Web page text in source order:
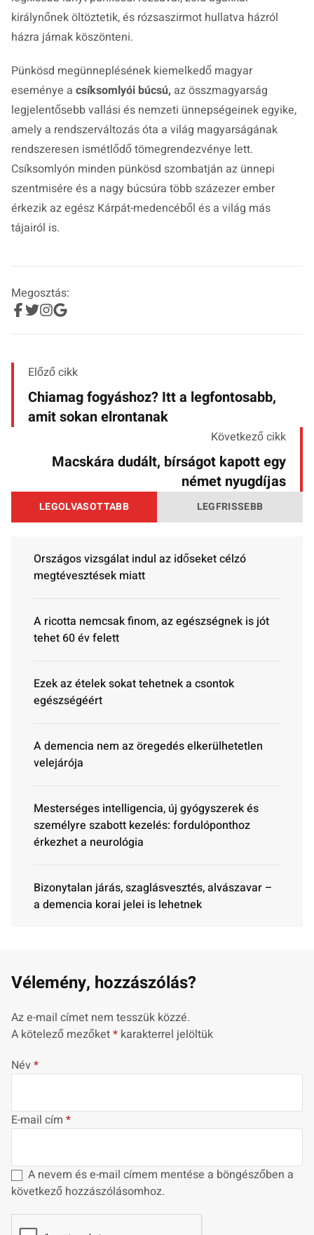
királynőnek öltöztetik, és rózsaszirmot hullatva házról
házra járnak köszönteni.
Pünkösd megünneplésének kiemelkedő magyar
eseménye a csíksomlyói búcsú, az összmagyarság
legjelentősebb vallási és nemzeti ünnepségeinek egyike,
amely a rendszerváltozás óta a világ magyarságának
rendszeresen ismétlődő tömegrendezvénye lett.
Csíksomlyón minden pünkösd szombatján az ünnepi
szentmisére és a nagy búcsúra több százezer ember
érkezik az egész Kárpát-medencéből és a világ más
tájairól is.
Megosztás:
Előző cikk
Chiamag fogyáshoz? Itt a legfontosabb,
amit sokan elrontanak
Következő cikk
Macskára dudált, bírságot kapott egy
német nyugdíjas
LEGOLVASOTTABB LEGFRISSEBB
Országos vizsgálat indul az időseket célzó
megtévesztések miatt
A ricotta nemcsak finom, az egészségnek is jót
tehet 60 év felett
Ezek az ételek sokat tehetnek a csontok
egészségéért
A demencia nem az öregedés elkerülhetetlen
velejárója
Mesterséges intelligencia, új gyógyszerek és
személyre szabott kezelés: fordulóponthoz
érkezhet a neurológia
Bizonytalan járás, szaglásvesztés, alvászavar –
a demencia korai jelei is lehetnek
Vélemény, hozzászólás?
Az e-mail címet nem tesszük közzé.
A kötelező mezőket* karakterrel jelöltük
Név*
E-mail cím *
A nevem és e-mail címem mentése a böngészőben a
következő hozzászólásomhoz.